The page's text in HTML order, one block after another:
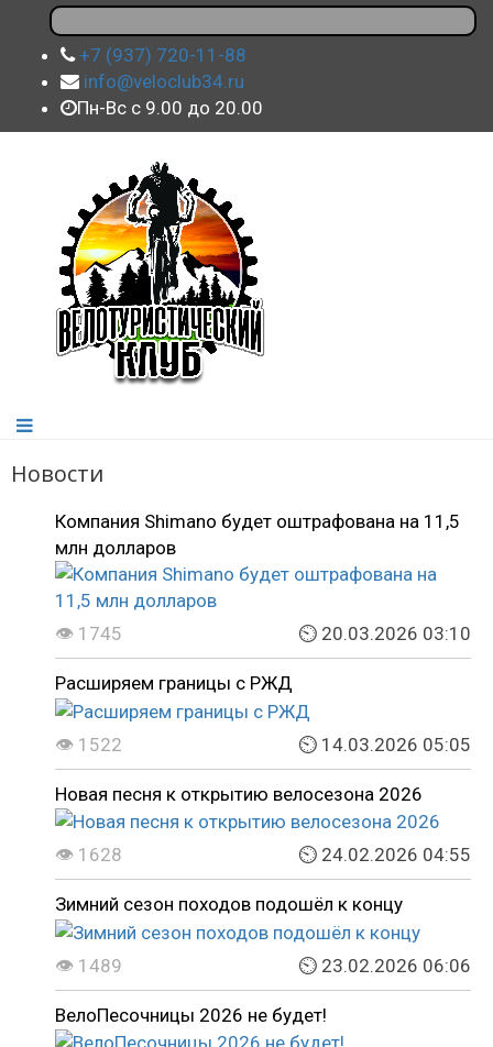
+7 (937) 720-11-88
info@veloclub34.ru
Пн-Вс с 9.00 до 20.00
Новости
Компания Shimano будет оштрафована на 11,5
млн долларов
👁 1745 ⏲ 20.03.2026 03:10
Расширяем границы с РЖД
👁 1522 ⏲ 14.03.2026 05:05
Новая песня к открытию велосезона 2026
👁 1628 ⏲ 24.02.2026 04:55
Зимний сезон походов подошёл к концу
👁 1489 ⏲ 23.02.2026 06:06
ВелоПесочницы 2026 не будет!